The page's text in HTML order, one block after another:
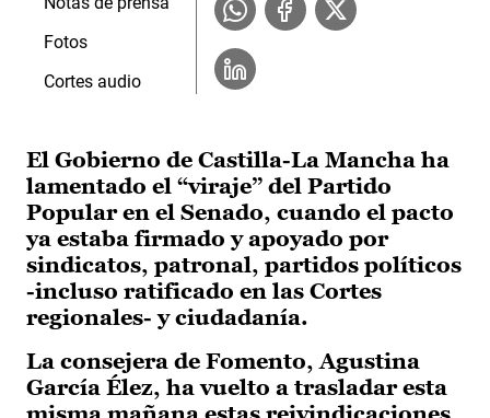
El Gobierno de Castilla-La Mancha ha
lamentado el “viraje” del Partido
Popular en el Senado, cuando el pacto
ya estaba firmado y apoyado por
sindicatos, patronal, partidos políticos
-incluso ratificado en las Cortes
regionales- y ciudadanía.
La consejera de Fomento, Agustina
García Élez, ha vuelto a trasladar esta
Fotos
Cortes audio